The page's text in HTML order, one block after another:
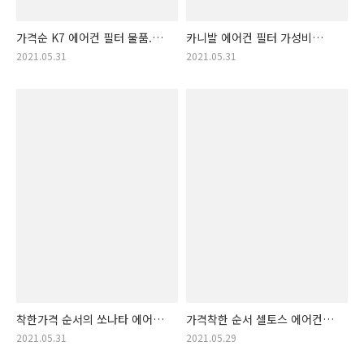
가격순 K7 에어컨 필터 물품.
K7 에어컨필터 랭킹!
2021.05.31
카니발 에어컨 필터 가성비
모음zip. 카니발 에어컨필터
2021.05.31
착한가격 순서의 쏘나타 에어컨
필터 상품. 쏘나타 에어컨필터
2021.05.31
가격착한 순서 셀토스 에어컨
필터 아이템!! 셀토스
2021.05.29